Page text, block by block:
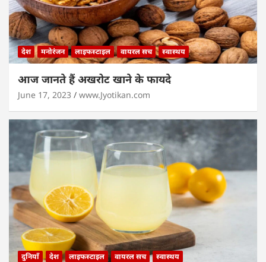
देश मनोरंजन लाइफस्टाइल वायरल सच स्वास्थय
आज जानते हैं अखरोट खाने के फायदे
June 17, 2023 www.Jyotikan.com
दुनियाँ देश लाइफस्टाइल वायरल सच स्वास्थय